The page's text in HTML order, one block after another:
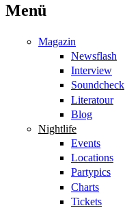
Menü
Magazin
Newsflash
Interview
Soundcheck
Literatour
Blog
Nightlife
Events
Locations
Partypics
Charts
Tickets